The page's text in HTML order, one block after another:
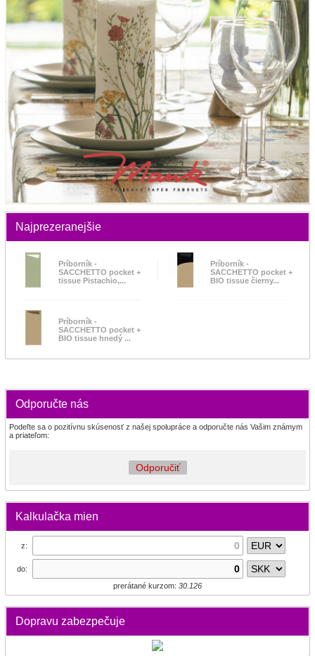
Najprezeranejšie
Príborník -
SACCHETTO pocket +
tissue Pistachio,...
Príborník -
SACCHETTO pocket +
BIO tissue čierny...
Príborník -
SACCHETTO pocket +
BIO tissue hnedý ...
Odporučte nás
Podeľte sa o pozitívnu skúsenosť z našej spolupráce a odporučte nás Vašim známym
a priateľom:
Odporučiť
Kalkulačka mien
z:
do:
prerátané kurzom: 30.126
Dopravu zabezpečuje